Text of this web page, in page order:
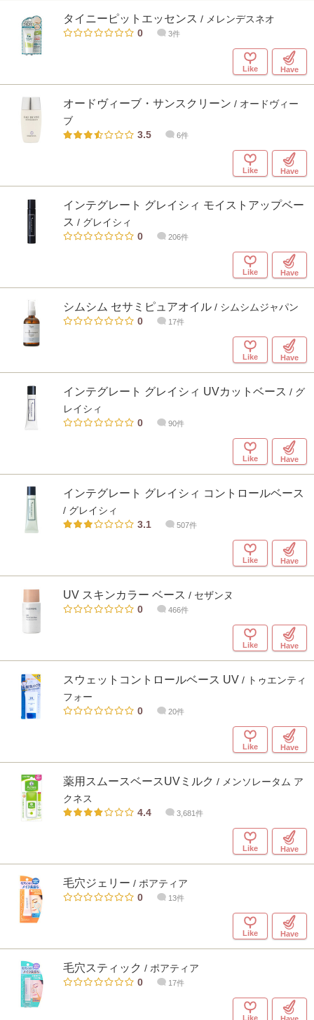
タイニーピットエッセンス / メレンデスネオ
0
3件
Like Have
オードヴィーブ・サンスクリーン / オードヴィー
ブ
3.5
6件
Like Have
インテグレート グレイシィ モイストアップベー
ス / グレイシィ
0
206件
Like Have
シムシム セサミピュアオイル / シムシムジャパン
0
17件
Like Have
インテグレート グレイシィ UVカットベース / グ
レイシィ
0
90件
Like Have
インテグレート グレイシィ コントロールベース
/ グレイシィ
3.1
507件
Like Have
UV スキンカラー ベース / セザンヌ
0
466件
Like Have
スウェットコントロールベース UV / トゥエンティ
フォー
0
20件
Like Have
薬用スムースベースUVミルク / メンソレータム ア
クネス
4.4
3,681件
Like Have
毛穴ジェリー / ポアティア
0
13件
Like Have
毛穴スティック / ポアティア
0
17件
Like Have